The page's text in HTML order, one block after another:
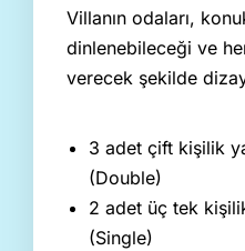
Villanın odaları,
dinlenebileceği ve
verecek şekilde
3 adet çift kişilik
(Double)
2 adet üç tek
(Single)